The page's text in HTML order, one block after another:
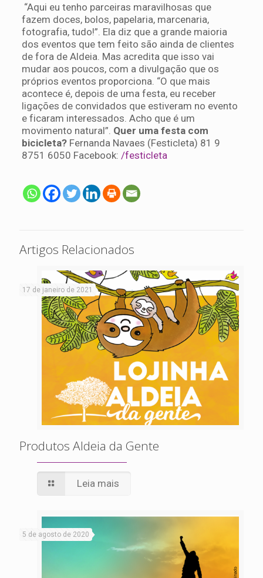
“Aqui eu tenho parceiras maravilhosas que
fazem doces, bolos, papelaria, marcenaria,
fotografia, tudo!”. Ela diz que a grande maioria
dos eventos que tem feito são ainda de clientes
de fora de Aldeia. Mas acredita que isso vai
mudar aos poucos, com a divulgação que os
próprios eventos proporciona. “O que mais
acontece é, depois de uma festa, eu receber
ligações de convidados que estiveram no evento
e ficaram interessados. Acho que é um
movimento natural”. Quer uma festa com
bicicleta?Fernanda Navaes (Festicleta) 81 9
8751 6050 Facebook: /festicleta
Artigos Relacionados
17 de janeiro de 2021
Produtos Aldeia da Gente
Leia mais
5 de agosto de 2020